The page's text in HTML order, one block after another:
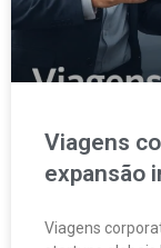
Viagens
expansão
Viagens